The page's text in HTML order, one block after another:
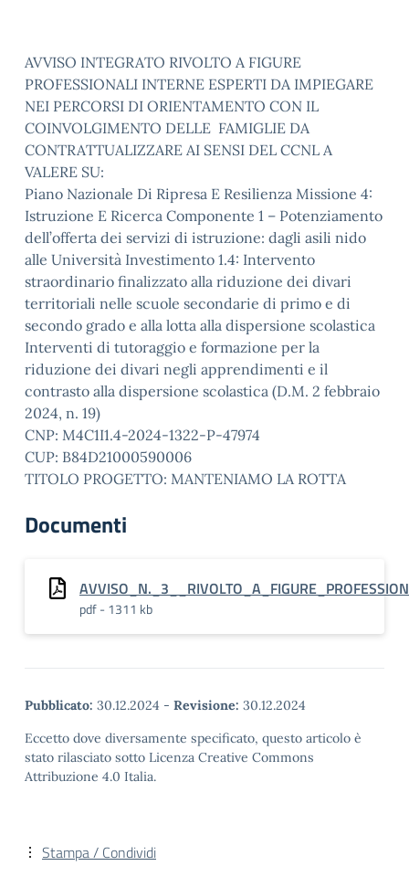
AVVISO INTEGRATO RIVOLTO A FIGURE
PROFESSIONALI INTERNE ESPERTI DA IMPIEGARE
NEI PERCORSI DI ORIENTAMENTO CON IL
COINVOLGIMENTO DELLE FAMIGLIE DA
CONTRATTUALIZZARE AI SENSI DEL CCNL A
VALERE SU:
Piano Nazionale Di Ripresa E Resilienza Missione 4:
Istruzione E Ricerca Componente 1 – Potenziamento
dell’offerta dei servizi di istruzione: dagli asili nido
alle Università Investimento 1.4: Intervento
straordinario finalizzato alla riduzione dei divari
territoriali nelle scuole secondarie di primo e di
secondo grado e alla lotta alla dispersione scolastica
Interventi di tutoraggio e formazione per la
riduzione dei divari negli apprendimenti e il
contrasto alla dispersione scolastica (D.M. 2 febbraio
2024, n. 19)
CNP: M4C1I1.4-2024-1322-P-47974
CUP: B84D21000590006
TITOLO PROGETTO: MANTENIAMO LA ROTTA
Documenti
pdf - 1311 kb
Pubblicato: 30.12.2024 - Revisione: 30.12.2024
Eccetto dove diversamente specificato, questo articolo è
stato rilasciato sotto Licenza Creative Commons
Attribuzione 4.0 Italia.
Stampa / Condividi